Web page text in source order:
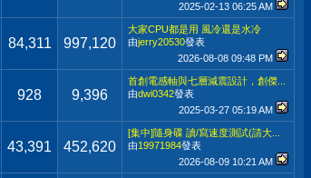
2025-02-13 06:25 AM
84,311 997,120
大家CPU都是用 風冷還是水冷
由jerry20530發表
2026-08-08 09:48 PM
928 9,396
首創電感軸與七層減震設計，創傑...
由dwi0342發表
2025-03-27 05:19 AM
43,391 452,620
[集中]隨身碟 讀/寫速度測試(請大...
由19971984發表
2026-08-09 10:21 AM